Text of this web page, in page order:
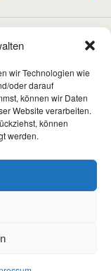
wir Technologien wie
oder darauf
können wir Daten
Website verarbeiten.
können
werden.
Erfahrung